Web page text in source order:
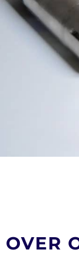
OVER